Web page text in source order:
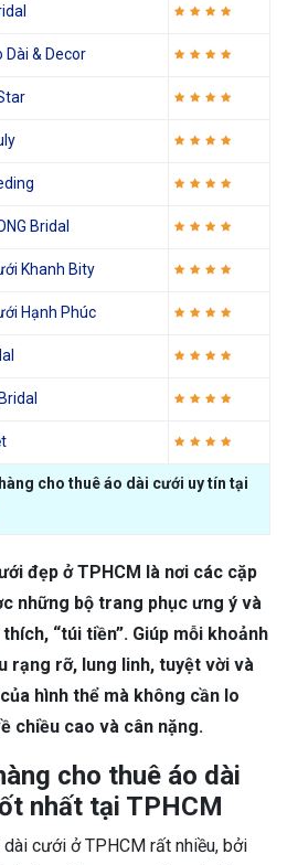
Dài & Decor
Bridal
Khanh Bity
Hạnh Phúc
cho thuê áo dài cưới uy tín tại
đẹp ở TPHCM là nơi các cặp
những bộ trang phục ưng ý và
“túi tiền”. Giúp mỗi khoảnh
rạng rỡ, lung linh, tuyệt vời và
hình thể mà không cần lo
chiều cao và cân nặng.
cho thuê áo dài
nhất tại TPHCM
dài cưới ở TPHCM rất nhiều, bởi